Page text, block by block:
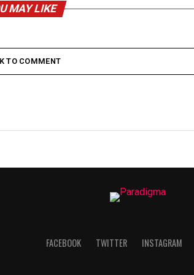
MAY LIKE
TO COMMENT
FACEBOOK TWITTER INSTAGRAM